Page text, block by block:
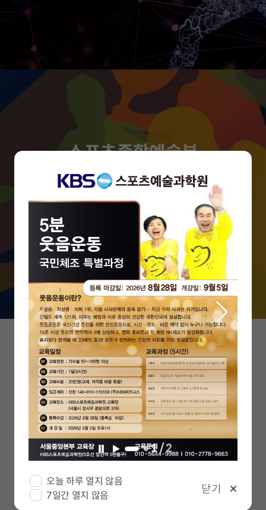
스포츠종합예술부
4차혁명시대에 무엇보다 중요해진 예
술적 감성과 가치를 스포츠와 결합하여
무한한 부가가치를 창출할 수 있는 인재
를 양성합니다.
일
정
지
재
1/2
오늘 하루 열지 않음
7일간 열지 않음
닫기